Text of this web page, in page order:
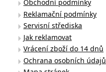
Obchodní podmínky
Reklamační podmínky
Servisní střediska
Jak reklamovat
Vrácení zboží do 14 dnů
Ochrana osobních údajů